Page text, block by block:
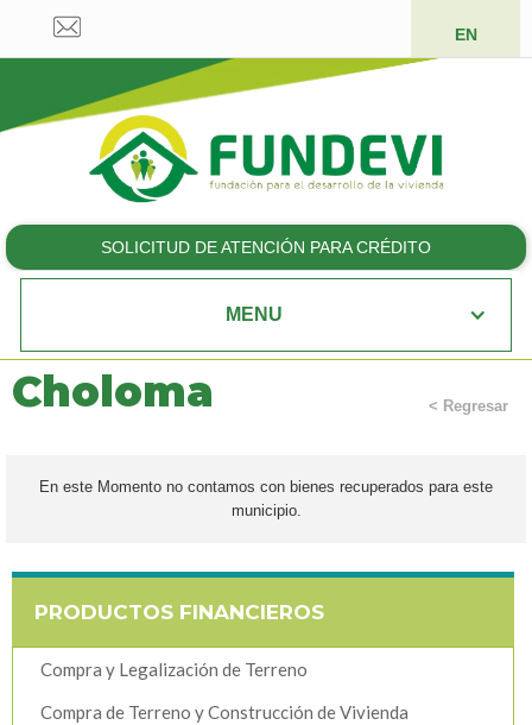
EN
SOLICITUD DE ATENCIÓN PARA CRÉDITO
MENU
Choloma < Regresar
En este Momento no contamos con bienes recuperados para este
municipio.
PRODUCTOS FINANCIEROS
Compra y Legalización de Terreno
Compra de Terreno y Construcción de Vivienda